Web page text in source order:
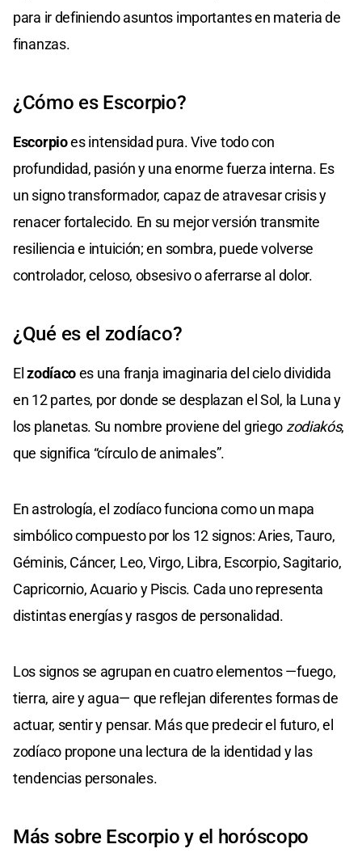
para ir definiendo asuntos importantes en materia de
finanzas.
¿Cómo es Escorpio?
Escorpioes intensidad pura. Vive todo con
profundidad, pasión y una enorme fuerza interna. Es
un signo transformador, capaz de atravesar crisis y
renacer fortalecido. En su mejor versión transmite
resiliencia e intuición; en sombra, puede volverse
controlador, celoso, obsesivo o aferrarse al dolor.
¿Qué es el zodíaco?
Elzodíacoes una franja imaginaria del cielo dividida
en 12 partes, por donde se desplazan el Sol, la Luna y
los planetas. Su nombre proviene del griego zodiakós,
que significa “círculo de animales”.
En astrología, el zodíaco funciona como un mapa
simbólico compuesto por los 12 signos: Aries, Tauro,
Géminis, Cáncer, Leo, Virgo, Libra, Escorpio, Sagitario,
Capricornio, Acuario y Piscis. Cada uno representa
distintas energías y rasgos de personalidad.
Los signos se agrupan en cuatro elementos —fuego,
tierra, aire y agua— que reflejan diferentes formas de
actuar, sentir y pensar. Más que predecir el futuro, el
zodíaco propone una lectura de la identidad y las
tendencias personales.
Más sobre Escorpio y el horóscopo